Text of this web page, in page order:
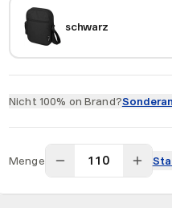
schwarz
Nicht 100% on Brand?
Menge